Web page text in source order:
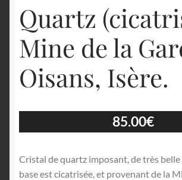
Quartz
Mine de la
Oisans, Isère.
85.00€
Cristal de quartz imposant, de très
base est cicatrisée, et provenant de la